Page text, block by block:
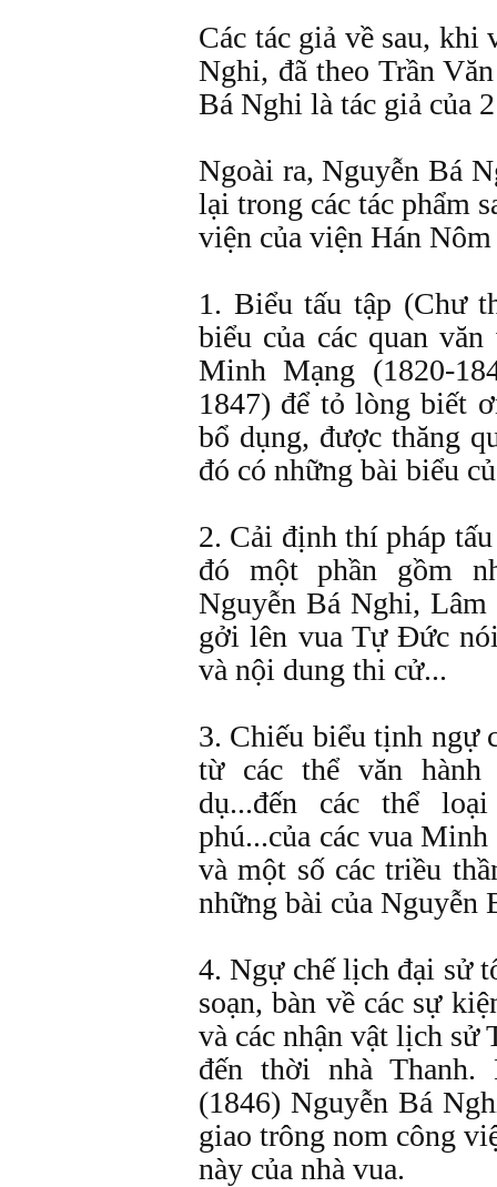
Các tác giả về sau, khi
Nghi, đã theo Trần
Bá Nghi là tác giả của
Ngoài ra, Nguyễn Bá
lại trong các tác phẩm
viện của viện Hán
1. Biểu tấu tập (Chư
biểu của các quan
Minh Mạng (1820-
1847) để tỏ lòng biết
bổ dụng, được thăng
đó có những bài biểu
2. Cải định thí pháp
đó một phần gồm
Nguyễn Bá Nghi,
gởi lên vua Tự Ðức
và nội dung thi
3. Chiếu biểu tịnh ngự
từ các thể văn hành
dụ...đến các thể
phú...của các vua
và một số các triều
những bài của Nguyễn
4. Ngự chế lịch đại sử
soạn, bàn về các sự
và các nhận vật lịch
đến thời nhà
(1846) Nguyễn Bá
giao trông nom công
này của nhà vua.